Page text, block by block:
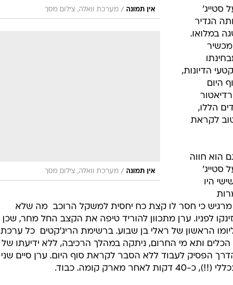
אין תמונה / מערכת וואלה, צילום מסך
אין תמונה / מערכת וואלה, צילום מסך
סטייג'
הגדיר
במלואו.
הדיונות,
היום
הרדיאטור
הללו,
לקראת
הוא חווה
סטייג'
היו
כי חסר לו קצת כח יחסית למשקל הרוכב  מה שלא
לפניו. ערן מתכוון להוריד טיפה את הקצב החל מחר, שכן
הראשון של ראלי בן שבוע. ברשימת הריג'קטים  כל ערכת
ותא מי החרום, ניתקה במהלך הרכיבה, ללא ידיעתו של
הפסיק לעבוד ללא הסבר לקראת סוף היום. ערן סיים שני